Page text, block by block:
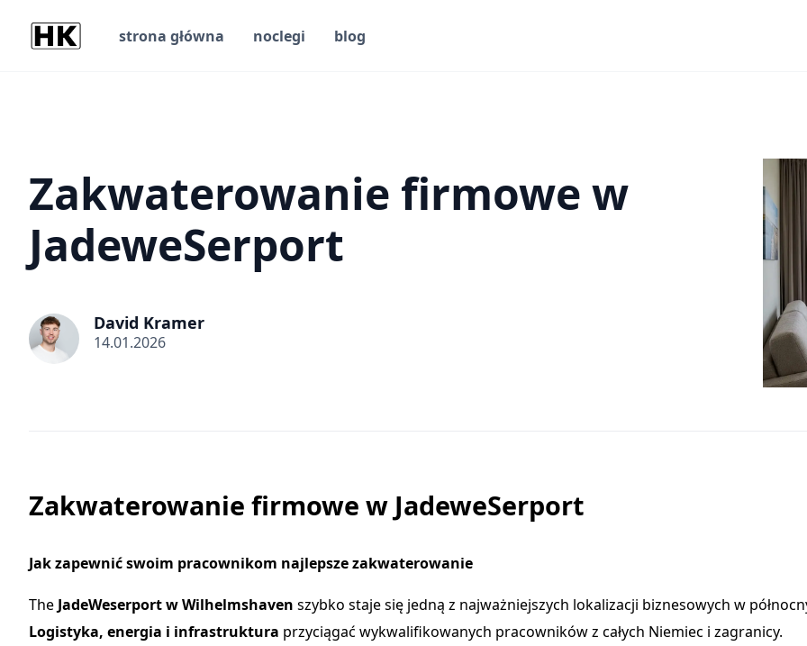
strona główna noclegi blog
Zakwaterowanie firmowe w
JadeweSerport
David Kramer
14.01.2026
Zakwaterowanie firmowe w JadeweSerport
Jak zapewnić swoim pracownikom najlepsze zakwaterowanie
The JadeWeserport w Wilhelmshaven szybko staje się jedną z najważniejszych lokalizacji biznesowych w
Logistyka, energia i infrastruktura przyciągać wykwalifikowanych pracowników z całych Niemiec i zagranicy.